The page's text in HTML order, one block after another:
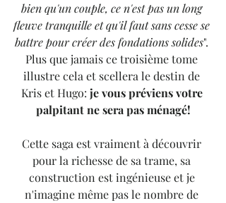
bien qu'un couple, ce n'est pas un long
fleuve tranquille et qu'il faut sans cesse se
battre pour créer des fondations solides".
Plus que jamais ce troisième tome
illustre cela et scellera le destin de
Kris et Hugo: je vous préviens votre
palpitant ne sera pas ménagé!
Cette saga est vraiment à découvrir
pour la richesse de sa trame, sa
construction est ingénieuse et je
n'imagine même pas le nombre de